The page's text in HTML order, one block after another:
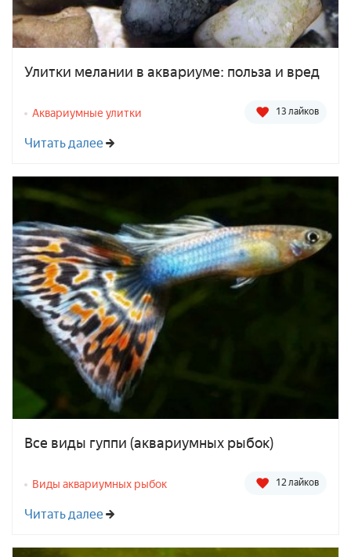
Улитки мелании в аквариуме: польза и вред
Аквариумные улитки 13 лайков
Читать далее
Все виды гуппи (аквариумных рыбок)
Виды аквариумных рыбок 12 лайков
Читать далее